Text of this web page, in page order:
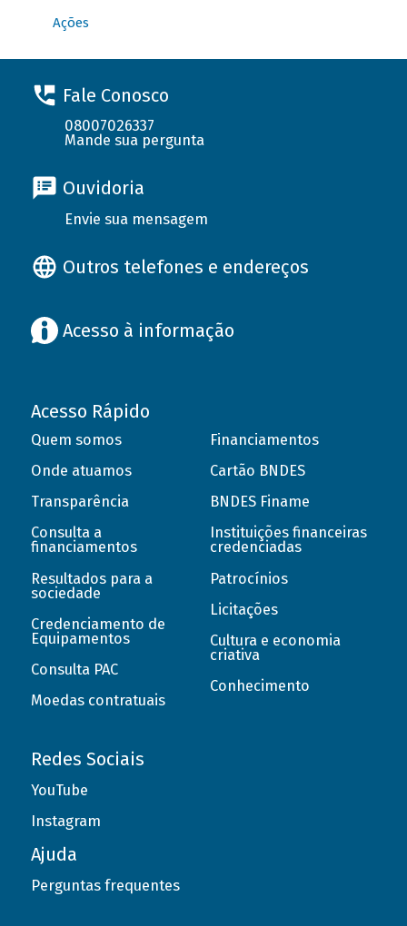
Ações
Fale Conosco
08007026337
Mande sua pergunta
Ouvidoria
Envie sua mensagem
Outros telefones e endereços
Acesso à informação
Acesso Rápido
Quem somos
Onde atuamos
Transparência
Consulta a
financiamentos
Resultados para a
sociedade
Credenciamento de
Equipamentos
Consulta PAC
Moedas contratuais
Financiamentos
Cartão BNDES
BNDES Finame
Instituições financeiras
credenciadas
Patrocínios
Licitações
Cultura e economia
criativa
Conhecimento
Redes Sociais
YouTube
Instagram
Ajuda
Perguntas frequentes